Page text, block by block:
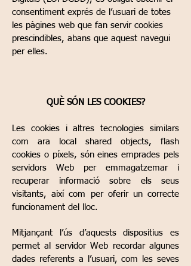
consentiment exprés de l’usuari de totes
les pàgines web que fan servir cookies
prescindibles, abans que aquest navegui
per elles.
QUÈ SÓN LES COOKIES?
Les cookies i altres tecnologies similars
com ara local shared objects, flash
cookies o píxels, són eines emprades pels
servidors Web per emmagatzemar i
recuperar informació sobre els seus
visitants, així com per oferir un correcte
funcionament del lloc.
Mitjançant l’ús d’aquests dispositius es
permet al servidor Web recordar algunes
dades referents a l’usuari, com les seves